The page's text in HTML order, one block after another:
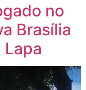
no
Brasília
Lapa